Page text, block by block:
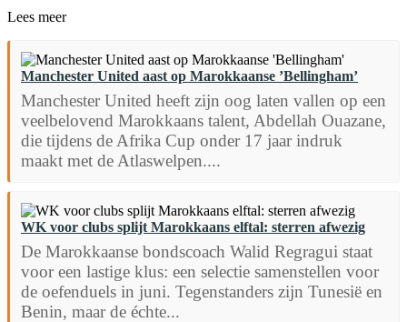
Lees meer
Manchester United aast op Marokkaanse ’Bellingham’
Manchester United heeft zijn oog laten vallen op een
veelbelovend Marokkaans talent, Abdellah Ouazane,
die tijdens de Afrika Cup onder 17 jaar indruk
maakt met de Atlaswelpen....
WK voor clubs splijt Marokkaans elftal: sterren afwezig
De Marokkaanse bondscoach Walid Regragui staat
voor een lastige klus: een selectie samenstellen voor
de oefenduels in juni. Tegenstanders zijn Tunesië en
Benin, maar de échte...